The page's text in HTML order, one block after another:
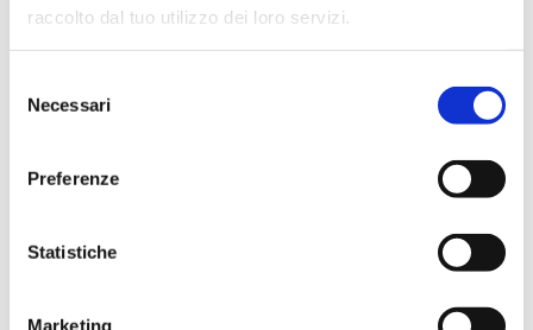
raccolto dal tuo utilizzo dei loro servizi.
delNecessari
Preferenze
Statistiche
Marketing
20038 - SEREGNO (